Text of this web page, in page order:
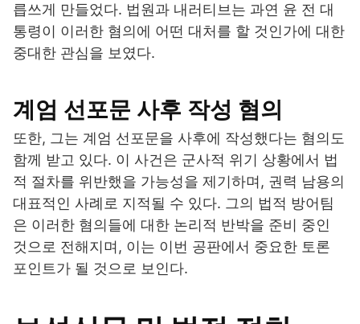
릅쓰게 만들었다. 법원과 내러티브는 과연 윤 전 대
통령이 이러한 혐의에 어떤 대처를 할 것인가에 대한
중대한 관심을 보였다.
계엄 선포문 사후 작성 혐의
또한, 그는 계엄 선포문을 사후에 작성했다는 혐의도
함께 받고 있다. 이 사건은 군사적 위기 상황에서 법
적 절차를 위반했을 가능성을 제기하며, 권력 남용의
대표적인 사례로 지적될 수 있다. 그의 법적 방어팀
은 이러한 혐의들에 대한 논리적 반박을 준비 중인
것으로 전해지며, 이는 이번 공판에서 중요한 토론
포인트가 될 것으로 보인다.